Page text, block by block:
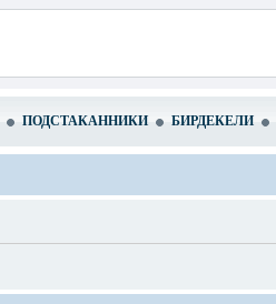
ПОДСТАКАННИКИ БИРДЕКЕЛИ